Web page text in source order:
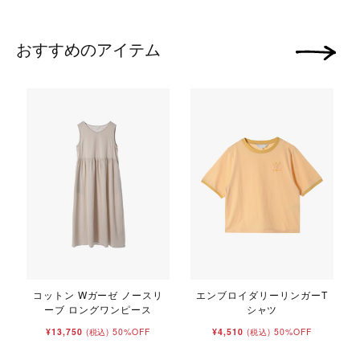
おすすめのアイテム
コットン Wガーゼ ノースリ
ーブ ロングワンピース
¥13,750 (税込) 50%OFF
エンブロイダリーリンガーT
シャツ
¥4,510 (税込) 50%OFF
次の画像